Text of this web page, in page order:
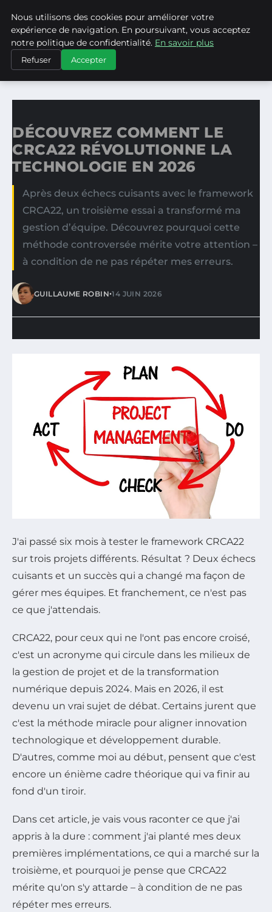
ASVPP
ACCUEIL
DÉCOUVREZ COMMENT LE CRCA22 RÉVOLUTIONNE LA…
DÉCOUVREZ COMMENT LE
CRCA22 RÉVOLUTIONNE LA
TECHNOLOGIE EN 2026
Après deux échecs cuisants avec le framework
CRCA22, un troisième essai a transformé ma
gestion d’équipe. Découvrez pourquoi cette
méthode controversée mérite votre attention –
à condition de ne pas répéter mes erreurs.
GUILLAUME ROBIN•14 JUIN 2026
J'ai passé six mois à tester le framework CRCA22
sur trois projets différents. Résultat ? Deux échecs
cuisants et un succès qui a changé ma façon de
gérer mes équipes. Et franchement, ce n'est pas
ce que j'attendais.
CRCA22, pour ceux qui ne l'ont pas encore croisé,
c'est un acronyme qui circule dans les milieux de
la gestion de projet et de la transformation
numérique depuis 2024. Mais en 2026, il est
devenu un vrai sujet de débat. Certains jurent que
c'est la méthode miracle pour aligner innovation
technologique et développement durable.
D'autres, comme moi au début, pensent que c'est
encore un énième cadre théorique qui va finir au
fond d'un tiroir.
Dans cet article, je vais vous raconter ce que j'ai
appris à la dure : comment j'ai planté mes deux
premières implémentations, ce qui a marché sur la
troisième, et pourquoi je pense que CRCA22
mérite qu'on s'y attarde – à condition de ne pas
répéter mes erreurs.
Nous utilisons des cookies pour améliorer votre
expérience de navigation. En poursuivant, vous acceptez
notre politique de confidentialité. En savoir plus
Refuser Accepter